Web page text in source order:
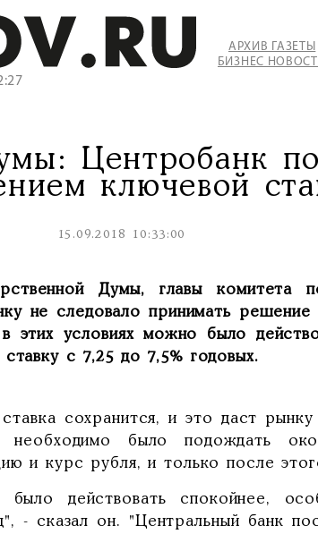
АРХИВ ГАЗЕТЫ
БИЗНЕС
Центробанк
ключевой
15.09.2018 10:33:00
Думы, главы комитета
не следовало принимать
этих условиях можно было
с 7,25 до 7,5% годовых.
сохранится, и это даст рынку
было подождать
и курс рубля, и только после
действовать спокойнее,
- сказал он. "Центральный банк